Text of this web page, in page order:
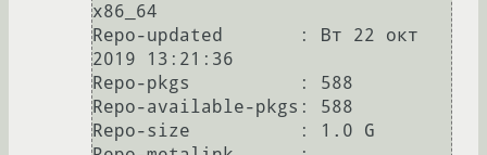
x86_64
Repo-updated       : Вт 22 окт
2019 13:21:36
Repo-pkgs          : 588
Repo-available-pkgs: 588
Repo-size          : 1.0 G